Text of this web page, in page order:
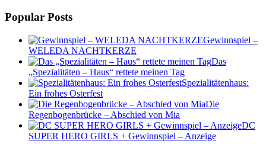
Popular Posts
Gewinnspiel –
WELEDA NACHTKERZE
Das
„Spezialitäten – Haus“ rettete meinen Tag
Spezialitätenhaus:
Ein frohes Osterfest
Die
Regenbogenbrücke – Abschied von Mia
DC
SUPER HERO GIRLS + Gewinnspiel – Anzeige